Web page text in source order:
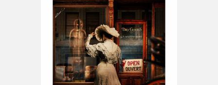
Espace enseignant·e·s
Espace pro